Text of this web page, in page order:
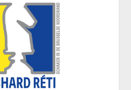
Afdeling 5D
5J 2013 – 2014
5J 2013 – 2014
5K 2013 – 2014
5K 2013-2014
2 A 2013 – 2014